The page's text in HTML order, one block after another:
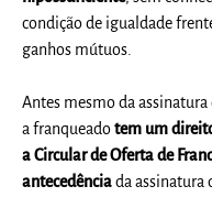
condição de igualdade
ganhos mútuos.
Antes mesmo da
afranqueadotem um
a Circular de Oferta de
antecedênciada assinatura